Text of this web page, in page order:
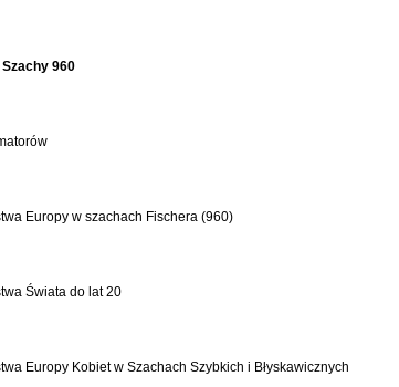
960
Europy w szachach Fischera (960)
Świata do lat 20
Europy Kobiet w Szachach Szybkich i Błyskawicznych